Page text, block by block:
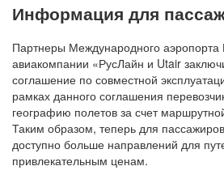
Информация для
Партнеры Международного аэропорта
авиакомпании «РусЛайн и Utair
соглашение по совместной
рамках данного соглашения
географию полетов за счет
Таким образом, теперь для
доступно больше направлений для
привлекательным ценам.